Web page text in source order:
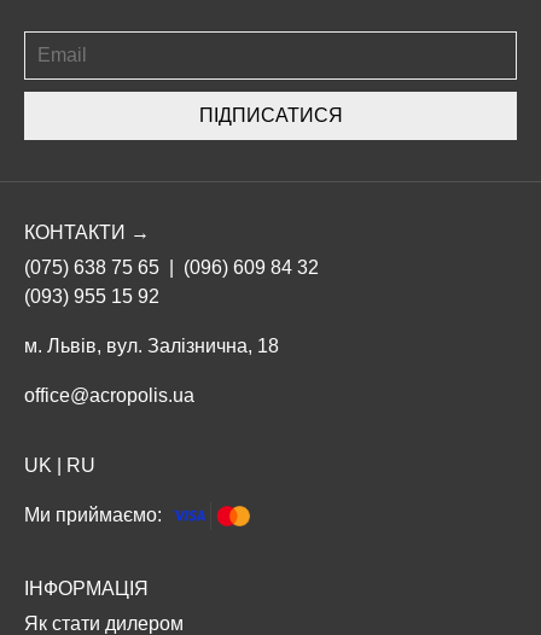
ПІДПИСАТИСЯ
КОНТАКТИ →
(075) 638 75 65
(096) 609 84 32
(093) 955 15 92
м. Львів, вул. Залізнична, 18
office@acropolis.ua
UK RU
Ми приймаємо:
ІНФОРМАЦІЯ
Як стати дилером